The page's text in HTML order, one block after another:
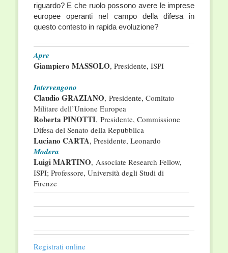
riguardo? E che ruolo possono avere le imprese
europee operanti nel campo della difesa in
questo contesto in rapida evoluzione?
Apre
Giampiero MASSOLO, Presidente, ISPI
Intervengono
Claudio GRAZIANO, Presidente, Comitato
Militare dell’Unione Europea
Roberta PINOTTI, Presidente, Commissione
Difesa del Senato della Repubblica
Luciano CARTA, Presidente, Leonardo
Modera
Luigi MARTINO, Associate Research Fellow,
ISPI; Professore, Università degli Studi di
Firenze
Registrati online